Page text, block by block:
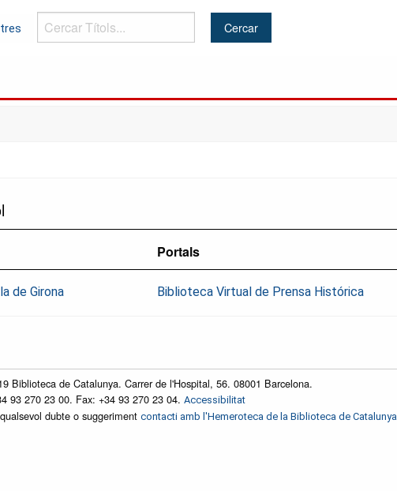
Cercar
Títols...
Portals
de Girona Biblioteca Virtual de Prensa Histórica
Biblioteca de Catalunya. Carrer de l'Hospital, 56. 08001 Barcelona.
93 270 23 00. Fax: +34 93 270 23 04. Accessibilitat
dubte o suggeriment contacti amb l'Hemeroteca de la Biblioteca de Catalunya